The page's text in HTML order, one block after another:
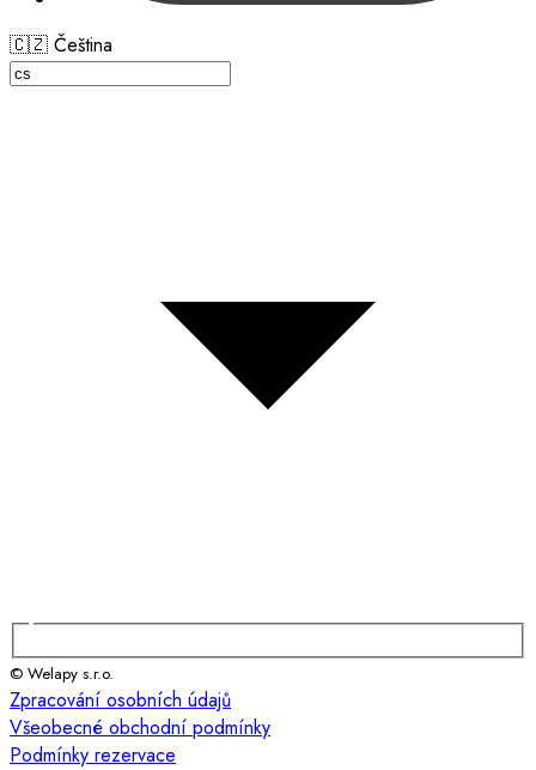
🇨🇿 Čeština
© Welapy s.r.o.
Zpracování osobních údajů
Všeobecné obchodní podmínky
Podmínky rezervace